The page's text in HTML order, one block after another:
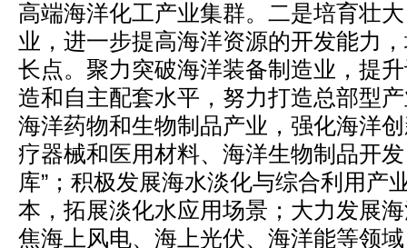
高端海洋化工产业集群。二是培育壮
业，进一步提高海洋资源的开发能力
长点。聚力突破海洋装备制造业，提
造和自主配套水平，努力打造总部型
海洋药物和生物制品产业，强化海洋
疗器械和医用材料、海洋生物制品开
库”；积极发展海水淡化与综合利用产
本，拓展淡化水应用场景；大力发展
焦海上风电、海上光伏、海洋能等领